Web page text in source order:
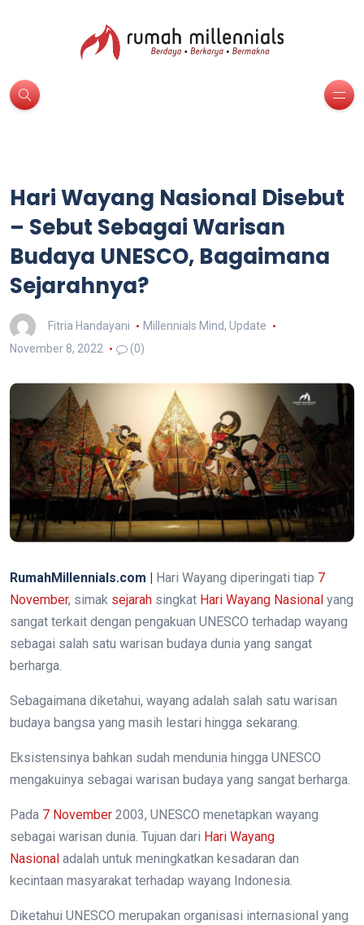
Hari Wayang Nasional Disebut
– Sebut Sebagai Warisan
Budaya UNESCO, Bagaimana
Sejarahnya?
Fitria Handayani Millennials Mind, Update
November 8, 2022
(0)
RumahMillennials.com | Hari Wayang diperingati tiap 7
November, simak sejarah singkat Hari Wayang Nasional yang
sangat terkait dengan pengakuan UNESCO terhadap wayang
sebagai salah satu warisan budaya dunia yang sangat
berharga.
Sebagaimana diketahui, wayang adalah salah satu warisan
budaya bangsa yang masih lestari hingga sekarang.
Eksistensinya bahkan sudah mendunia hingga UNESCO
mengakuinya sebagai warisan budaya yang sangat berharga.
Pada 7 November 2003, UNESCO menetapkan wayang
sebagai warisan dunia. Tujuan dari Hari Wayang
Nasional adalah untuk meningkatkan kesadaran dan
kecintaan masyarakat terhadap wayang Indonesia.
Diketahui UNESCO merupakan organisasi internasional yang